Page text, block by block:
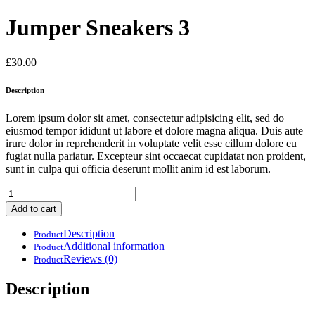
Jumper Sneakers 3
£30.00
Description
Lorem ipsum dolor sit amet, consectetur adipisicing elit, sed do
eiusmod tempor ididunt ut labore et dolore magna aliqua. Duis aute
irure dolor in reprehenderit in voluptate velit esse cillum dolore eu
fugiat nulla pariatur. Excepteur sint occaecat cupidatat non proident,
sunt in culpa qui officia deserunt mollit anim id est laborum.
Jumper
Sneakers
3
quantity
Add to cart
ProductDescription
ProductAdditional information
ProductReviews (0)
Description